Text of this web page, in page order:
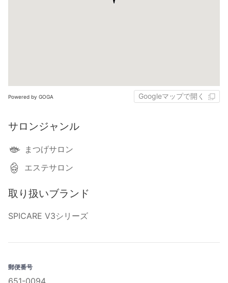
Powered by GOGA Googleマップで開く
サロンジャンル
まつげサロン
エステサロン
取り扱いブランド
SPICARE V3シリーズ
郵便番号